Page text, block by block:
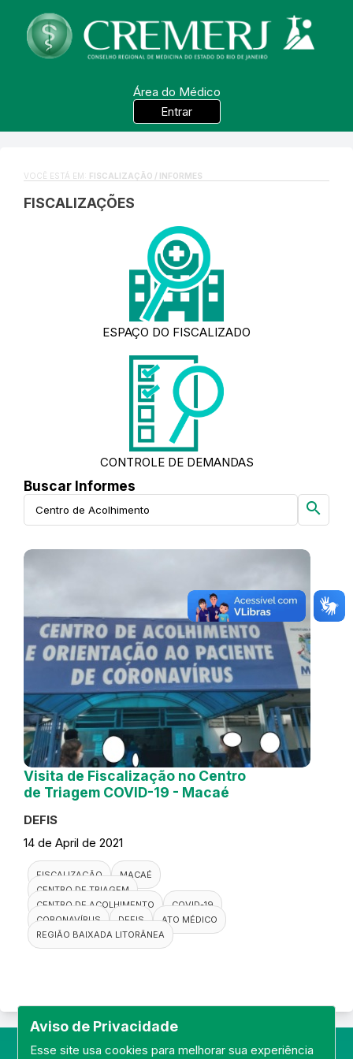
Área do Médico
Entrar
Aviso de Privacidade
Esse site usa cookies para melhorar sua experiência
VOCÊ ESTÁ EM: FISCALIZAÇÃO / INFORMES
FISCALIZAÇÕES
ESPAÇO DO FISCALIZADO
CONTROLE DE DEMANDAS
Buscar Informes
search
Visita de Fiscalização no Centro
de Triagem COVID-19 - Macaé
DEFIS
14 de April de 2021
FISCALIZAÇÃO
MACAÉ
CENTRO DE TRIAGEM
CENTRO DE ACOLHIMENTO
COVID-19
CORONAVÍRUS
DEFIS
ATO MÉDICO
REGIÃO BAIXADA LITORÂNEA